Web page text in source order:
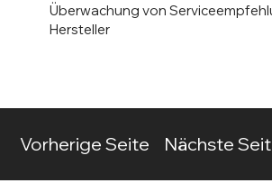
Überwachung von
Hersteller
Vorherige Seite Nächste